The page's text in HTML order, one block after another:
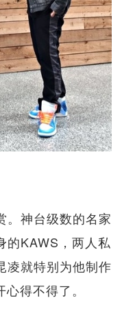
。神台级数的名家
的KAWS，两人私
凌就特别为他制作
得不得了。